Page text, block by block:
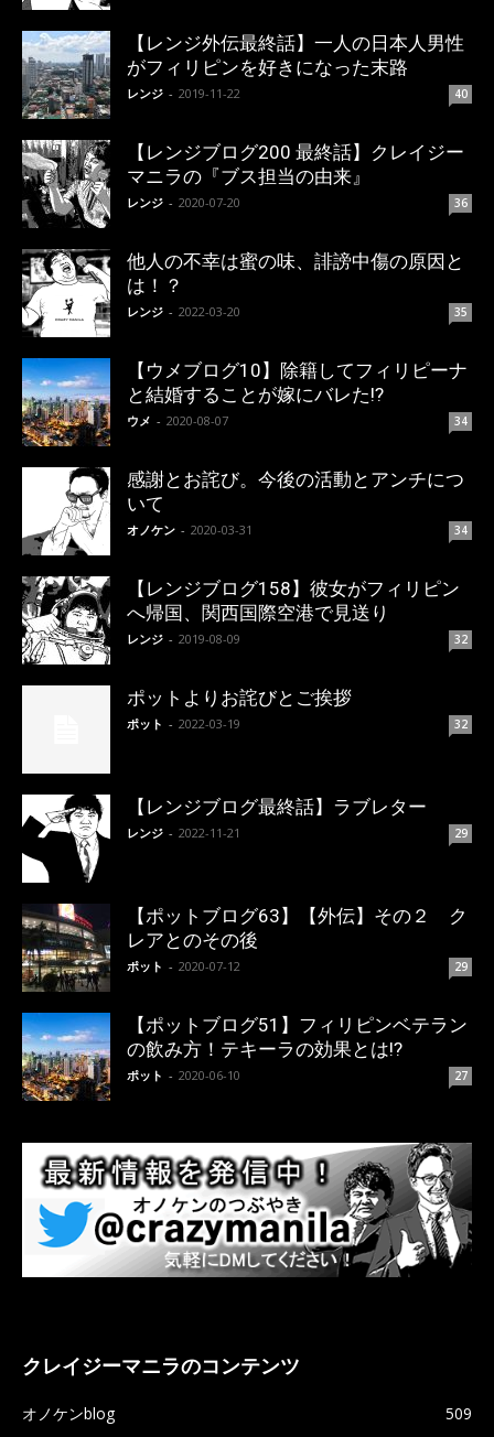
【レンジ外伝最終話】一人の日本人男性
がフィリピンを好きになった末路
レンジ - 2019-11-22 40
【レンジブログ200 最終話】クレイジー
マニラの『ブス担当の由来』
レンジ - 2020-07-20 36
他人の不幸は蜜の味、誹謗中傷の原因と
は！？
レンジ - 2022-03-20 35
【ウメブログ10】除籍してフィリピーナ
と結婚することが嫁にバレた!?
ウメ - 2020-08-07 34
感謝とお詫び。今後の活動とアンチにつ
いて
オノケン - 2020-03-31 34
【レンジブログ158】彼女がフィリピン
へ帰国、関西国際空港で見送り
レンジ - 2019-08-09 32
ポットよりお詫びとご挨拶
ポット - 2022-03-19 32
【レンジブログ最終話】ラブレター
レンジ - 2022-11-21 29
【ポットブログ63】【外伝】その２ ク
レアとのその後
ポット - 2020-07-12 29
【ポットブログ51】フィリピンベテラン
の飲み方！テキーラの効果とは!?
ポット - 2020-06-10 27
クレイジーマニラのコンテンツ
オノケンblog
509